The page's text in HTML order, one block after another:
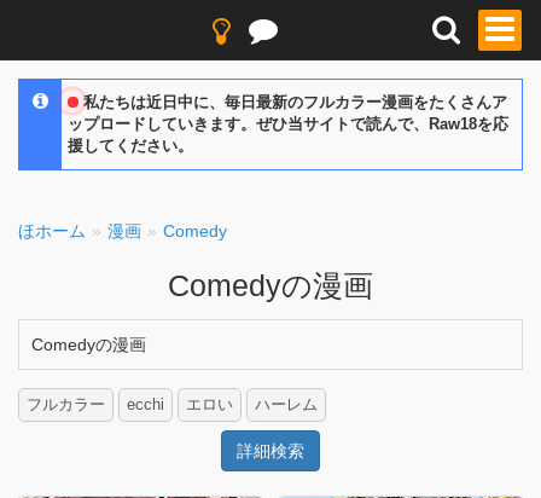
私たちは近日中に、毎日最新のフルカラー漫画をたくさんア
ップロードしていきます。ぜひ当サイトで読んで、Raw18を応
援してください。
ほホーム 漫画 Comedy
Comedyの漫画
Comedyの漫画
フルカラー ecchi エロい ハーレム
詳細検索